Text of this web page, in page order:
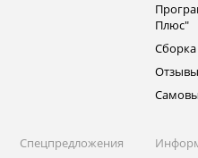
Плюс"
Отзывы
Спецпредложения